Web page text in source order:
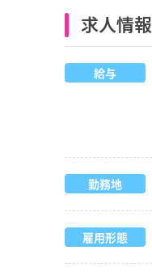
求人情報
給与
勤務地
雇用形態